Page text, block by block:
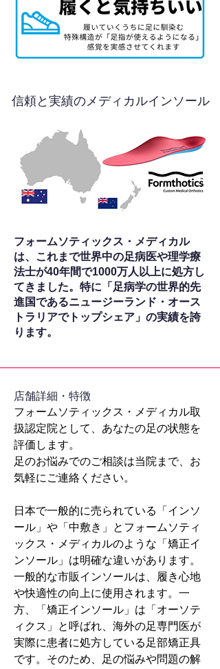
信頼と実績のメディカルインソール
フォームソティックス・メディカル
は、これまで世界中の足病医や理学療
法士が40年間で1000万人以上に処方し
てきました。特に「足病学の世界的先
進国であるニュージーランド・オース
トラリアでトップシェア」の実績を誇
ります。
​店舗詳細・特徴
フォームソティックス・メディカル取
扱認定院として、あなたの足の状態を
評価します。
足のお悩みでのご相談は当院まで、お
気軽にご連絡ください。
日本で一般的に売られている「インソ
ール」や「中敷き」とフォームソティ
ックス・メディカルのような「矯正イ
ンソール」は明確な違いがあります。
一般的な市販インソールは、履き心地
や快適性の向上に使用されます。一
方、「矯正インソール」は「オーソテ
ィクス」と呼ばれ、海外の足専門医が
実際に患者に処方している足部矯正具
です。そのため、足の悩みや問題の解